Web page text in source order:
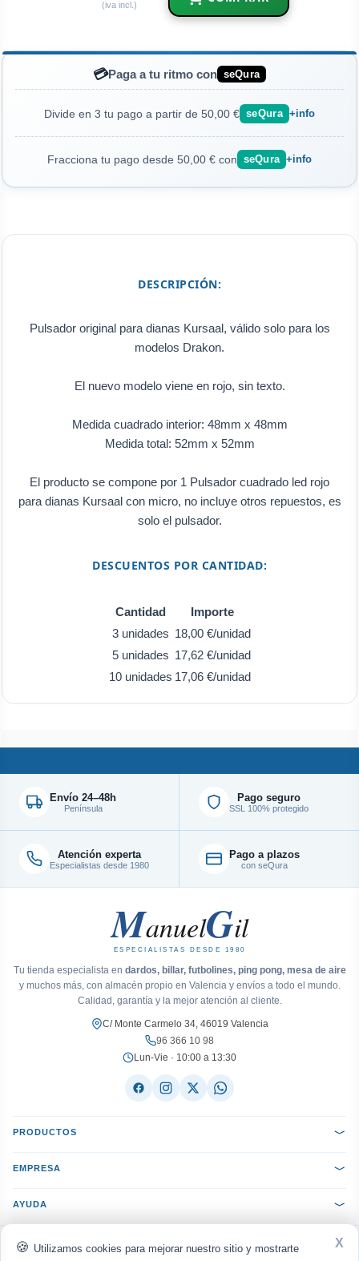
Utilizamos cookies para mejorar nuestro sitio y mostrarte
X
(iva incl.)
💳Paga a tu ritmo con seQura
Divide en 3 tu pago a partir de 50,00 € seQura +info
Fracciona tu pago desde 50,00 € con seQura +info
DESCRIPCIÓN:
Pulsador original para dianas Kursaal, válido solo para los
modelos Drakon.
El nuevo modelo viene en rojo, sin texto.
Medida cuadrado interior: 48mm x 48mm
Medida total: 52mm x 52mm
El producto se compone por 1 Pulsador cuadrado led rojo
para dianas Kursaal con micro, no incluye otros repuestos, es
solo el pulsador.
DESCUENTOS POR CANTIDAD:
Cantidad
Importe
3 unidades 18,00 €/unidad
5 unidades 17,62 €/unidad
10 unidades 17,06 €/unidad
Envío 24–48h
Península
Pago seguro
SSL 100% protegido
Atención experta
Especialistas desde 1980
Pago a plazos
con seQura
ManuelGil
ESPECIALISTAS DESDE 1980
Tu tienda especialista en dardos, billar, futbolines, ping pong, mesa de aire
y muchos más, con almacén propio en Valencia y envíos a todo el mundo.
Calidad, garantía y la mejor atención al cliente.
C/ Monte Carmelo 34, 46019 Valencia
96 366 10 98
Lun-Vie · 10:00 a 13:30
PRODUCTOS
EMPRESA
AYUDA
ACEPTAMOS: VISA Mastercard PayPal Bizum
seQura